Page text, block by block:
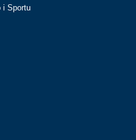
i Sportu